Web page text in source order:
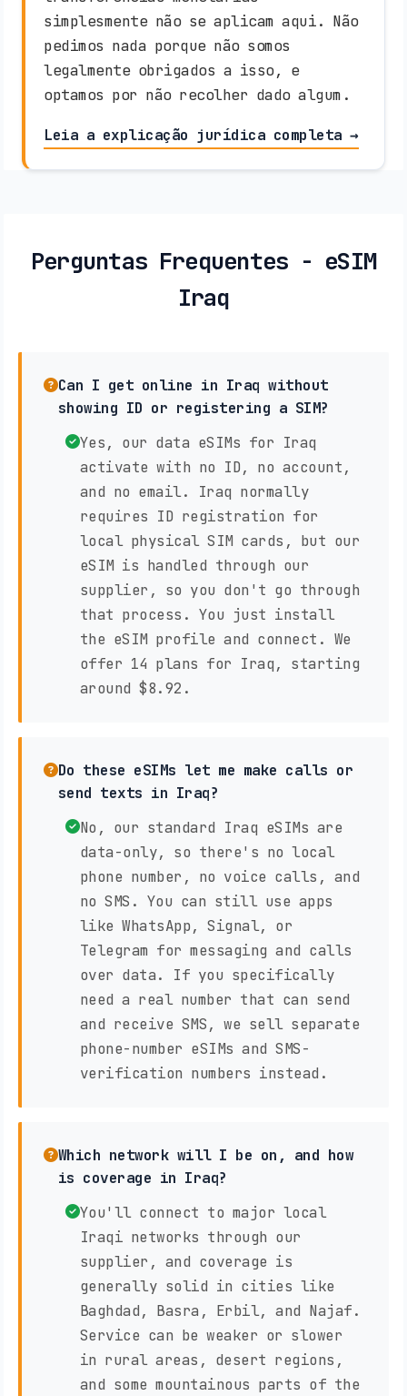
simplesmente não se aplicam aqui. Não
pedimos nada porque não somos
legalmente obrigados a isso, e
optamos por não recolher dado algum.
Leia a explicação jurídica completa →
Perguntas Frequentes - eSIM
Iraq
Can I get online in Iraq without
showing ID or registering a SIM?
Yes, our data eSIMs for Iraq
activate with no ID, no account,
and no email. Iraq normally
requires ID registration for
local physical SIM cards, but our
eSIM is handled through our
supplier, so you don't go through
that process. You just install
the eSIM profile and connect. We
offer 14 plans for Iraq, starting
around $8.92.
Do these eSIMs let me make calls or
send texts in Iraq?
No, our standard Iraq eSIMs are
data-only, so there's no local
phone number, no voice calls, and
no SMS. You can still use apps
like WhatsApp, Signal, or
Telegram for messaging and calls
over data. If you specifically
need a real number that can send
and receive SMS, we sell separate
phone-number eSIMs and SMS-
verification numbers instead.
Which network will I be on, and how
is coverage in Iraq?
You'll connect to major local
Iraqi networks through our
supplier, and coverage is
generally solid in cities like
Baghdad, Basra, Erbil, and Najaf.
Service can be weaker or slower
in rural areas, desert regions,
and some mountainous parts of the